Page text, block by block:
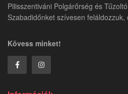
Pilisszentiváni Polgárőrség és
Szabadidőnket szívesen
Kövess minket!